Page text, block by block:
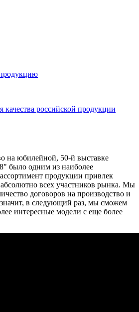
качества российской продукции
на юбилейной, 50-й выставке
было одним из наиболее
продукции привлек
всех участников рынка. Мы
договоров на производство и
в следующий раз, мы сможем
интересные модели с еще более